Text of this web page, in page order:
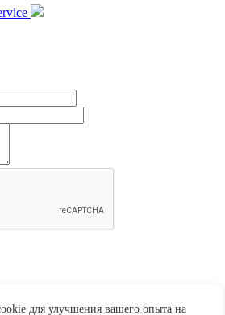
для улучшения вашего опыта на